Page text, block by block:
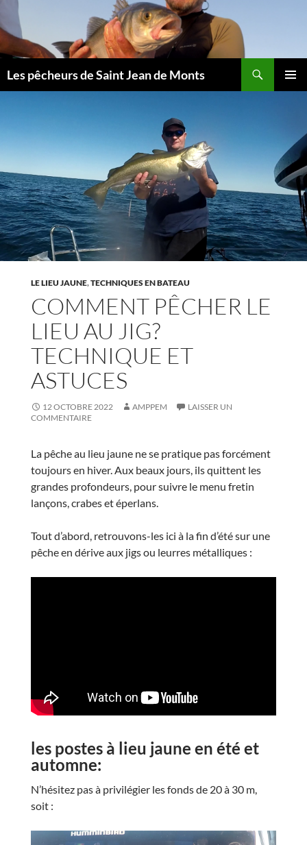
au
contenu
Les pêcheurs de Saint Jean de Monts
LE LIEU JAUNE,TECHNIQUES EN BATEAU
COMMENT PÊCHER LE
LIEU AU JIG?
TECHNIQUE ET
ASTUCES
12 OCTOBRE 2022 AMPPEM
LAISSER UN
COMMENTAIRE
La pêche au lieu jaune ne se pratique pas forcément
toujours en hiver. Aux beaux jours, ils quittent les
grandes profondeurs, pour suivre le menu fretin
lançons, crabes et éperlans.
Tout d’abord, retrouvons-les ici à la fin d’été sur une
pêche en dérive aux jigs ou leurres métalliques :
les postes à lieu jaune en été et
automne:
N’hésitez pas à privilégier les fonds de 20 à 30 m,
soit :